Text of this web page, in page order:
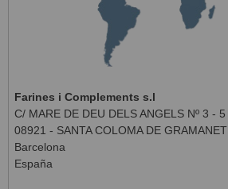
Farines i Complements s.l
C/ MARE DE DEU DELS ANGELS Nº 3 - 5
08921 - SANTA COLOMA DE GRAMANET
Barcelona
España